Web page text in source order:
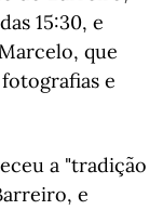
15:30, e
que
e
a "tradição
e